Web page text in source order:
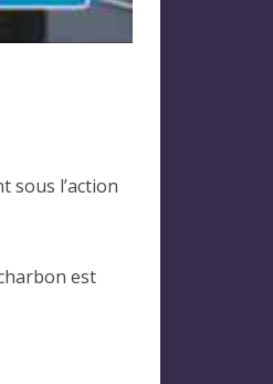
sous l’action
est